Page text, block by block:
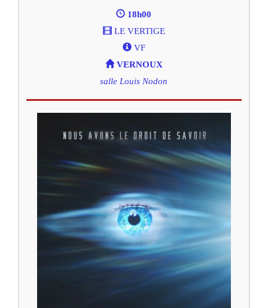
18h00
LE VERTIGE
VF
VERNOUX
salle Louis Nodon